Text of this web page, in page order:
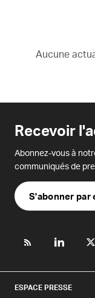
Aucune
Recevoir
Abonnez-vous à
communiqués de
S'abonner par
ESPACE PRESSE